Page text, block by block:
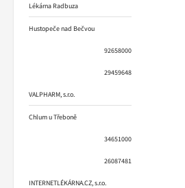
Lékárna Radbuza
Hustopeče nad Bečvou
92658000
29459648
VALPHARM, s.r.o.
Chlum u Třeboně
34651000
26087481
INTERNETLÉKÁRNA.CZ, s.r.o.